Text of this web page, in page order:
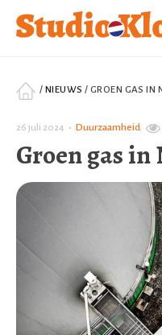
/ NIEUWS / GROEN GAS IN
26 juli 2024 • Duurzaamheid
Groen gas